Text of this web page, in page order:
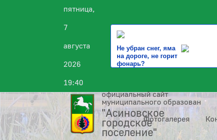
пятница,
7
августа
2026
19:40
Не убран снег, яма
на дороге, не горит
фонарь?
официальный сайт
муниципального образования
"Асиновское
городское
поселение"
Фотогалерея